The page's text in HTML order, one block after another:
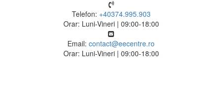
Telefon: +40374.995.903
Orar: Luni-Vineri | 09:00-18:00
Email: contact@eecentre.ro
Orar: Luni-Vineri | 09:00-18:00